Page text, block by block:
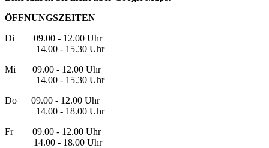
ÖFFNUNGSZEITEN
Di 09.00 - 12.00 Uhr
14.00 - 15.30 Uhr
Mi 09.00 - 12.00 Uhr
14.00 - 15.30 Uhr
Do 09.00 - 12.00 Uhr
14.00 - 18.00 Uhr
Fr 09.00 - 12.00 Uhr
14.00 - 18.00 Uhr